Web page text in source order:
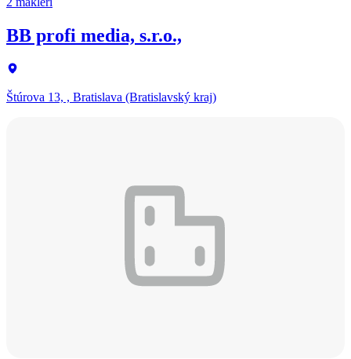
BB profi media, s.r.o.,
Štúrova 13, , Bratislava (Bratislavský kraj)